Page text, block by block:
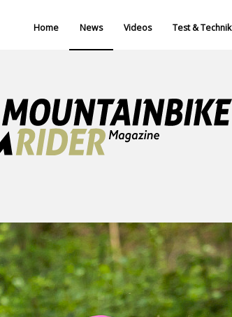
Home News Videos Test & Technik